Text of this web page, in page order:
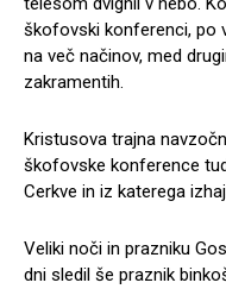
škofovski konferenci, po
na več načinov, med
zakramentih.
Kristusova trajna
škofovske konference
Cerkve in iz katerega
Veliki noči in prazniku
dni sledil še praznik